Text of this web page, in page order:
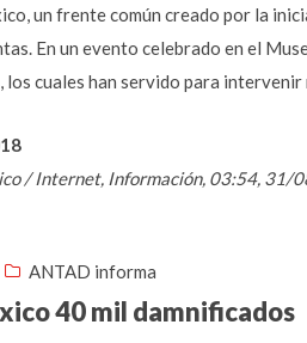
un frente común creado por la
En un evento celebrado en el
los cuales han servido para
/ Internet, Información, 03:54, 31/
ANTAD informa
40 mil damnificados